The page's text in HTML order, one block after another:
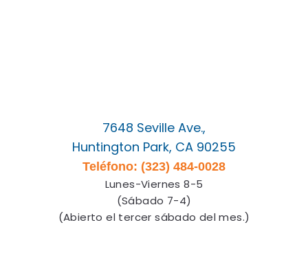
7648 Seville Ave.,
Huntington Park, CA 90255
Teléfono: (323) 484-0028
Lunes-Viernes 8-5
(Sábado 7-4)
(Abierto el tercer sábado del mes.)